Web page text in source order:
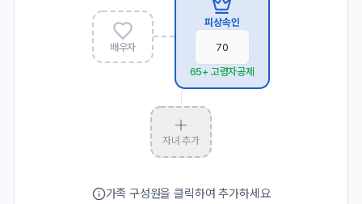
배우자
피상속인
65+ 고령자공제
자녀 추가
가족 구성원을 클릭하여 추가하세요